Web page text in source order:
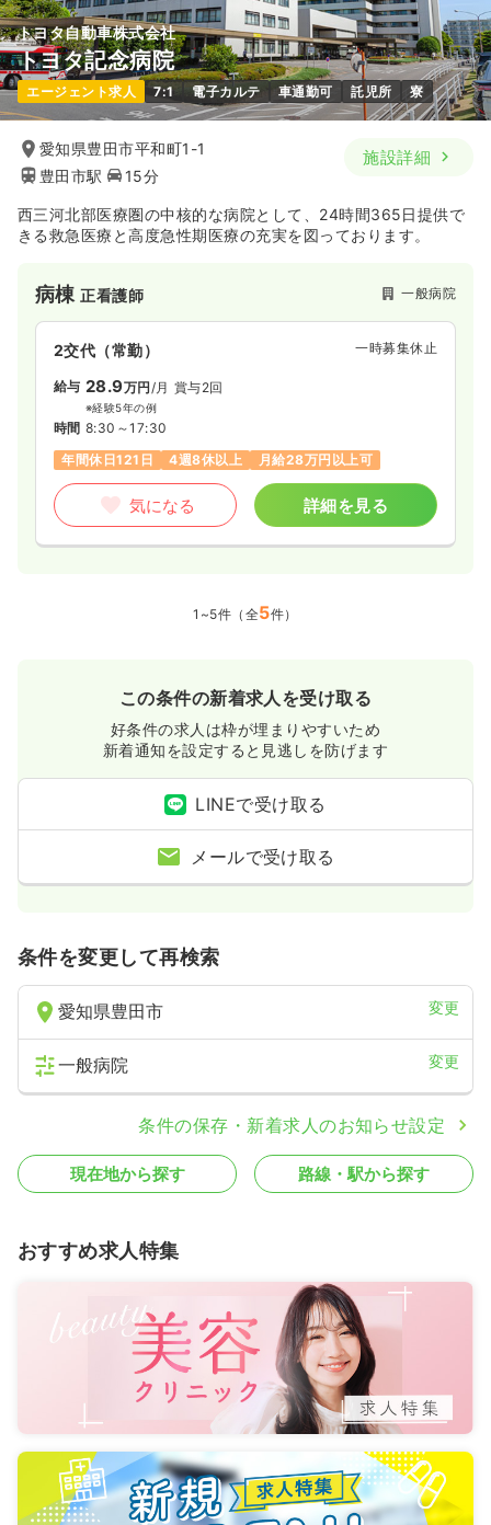
トヨタ自動車株式会社
トヨタ記念病院
エージェント求人 7:1 電子カルテ 車通勤可 託児所 寮
愛知県豊田市平和町1-1
豊田市駅
15分
施設詳細
西三河北部医療圏の中核的な病院として、24時間365日提供で
きる救急医療と高度急性期医療の充実を図っております。
病棟正看護師 一般病院
2交代（常勤） 一時募集休止
給与 28.9万円 /月 賞与2回
※経験5年の例
時間 8:30～17:30
年間休日121日
4週8休以上 月給28万円以上可
気になる 詳細を見る
1~5件（全5件）
この条件の新着求人を受け取る
好条件の求人は枠が埋まりやすいため
新着通知を設定すると見逃しを防げます
LINEで受け取る
メールで受け取る
条件を変更して再検索
愛知県豊田市 変更
一般病院 変更
条件の保存・新着求人のお知らせ設定
現在地から探す 路線・駅から探す
おすすめ求人特集